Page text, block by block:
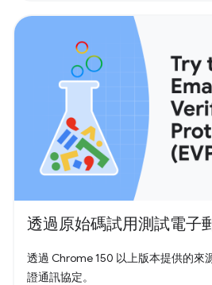
透過原始碼試用測試電子
透過 Chrome 150 以上版本提供的來
證通訊協定。